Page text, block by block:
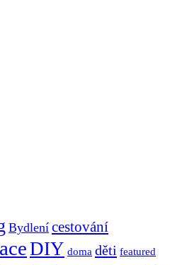
Bydlení cestování
DIY doma děti featured